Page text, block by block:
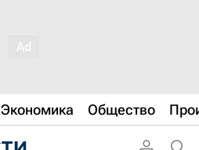
Экономика Общество